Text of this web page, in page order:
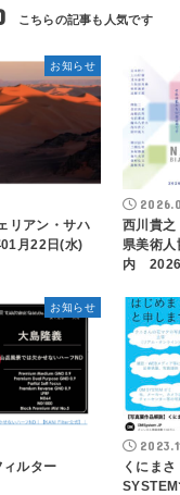
お知らせ
リアン・サハ
月22日(水)
西川貴
県美術人
内 2026
お知らせ
ルター
くにま